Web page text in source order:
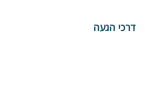
דרכי הגעה